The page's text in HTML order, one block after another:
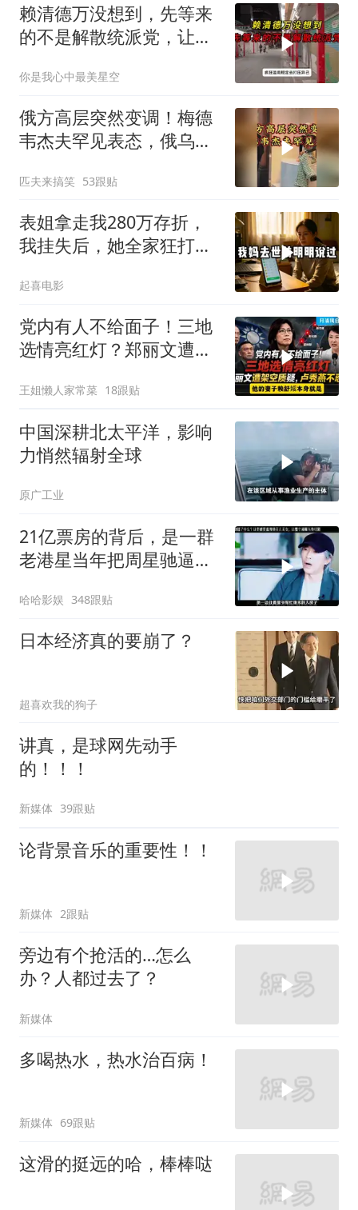
赖清德万没想到，先等来
的不是解散统派党，让民
你是我心中最美星空
俄方高层突然变调！梅德
韦杰夫罕见表态，俄乌战
匹夫来搞笑 53跟贴
表姐拿走我280万存折，
我挂失后，她全家狂打
起喜电影
党内有人不给面子！三地
选情亮红灯？郑丽文遭架
一起来听听
王姐懒人家常菜 18跟贴
中国深耕北太平洋，影响
力悄然辐射全球
原广工业
21亿票房的背后，是一群
老港星当年把周星驰逼出
哈哈影娱 348跟贴
日本经济真的要崩了？
超喜欢我的狗子
讲真，是球网先动手
的！！！
新媒体 39跟贴
论背景音乐的重要性！！
新媒体 2跟贴
旁边有个抢活的…怎么
办？人都过去了？
新媒体
多喝热水，热水治百病！
新媒体 69跟贴
这滑的挺远的哈，棒棒哒